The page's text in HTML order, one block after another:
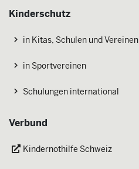
Kinderschutz
in Kitas, Schulen und Vereinen
in Sportvereinen
Schulungen international
Verbund
Kindernothilfe Schweiz